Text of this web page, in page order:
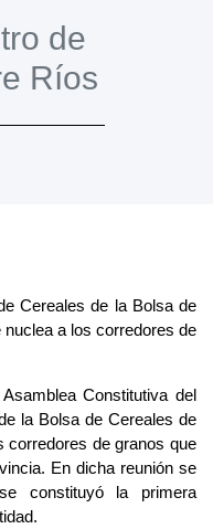
de
Ríos
Cereales de la Bolsa de
a los corredores de
Constitutiva del
la Bolsa de Cereales de
corredores de granos que
En dicha reunión se
constituyó la primera